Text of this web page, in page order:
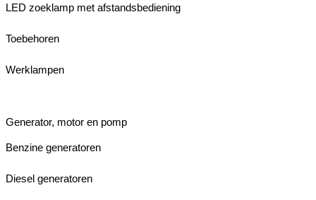
LED zoeklamp met afstandsbediening
Toebehoren
Werklampen
Generator, motor en pomp
Benzine generatoren
Diesel generatoren